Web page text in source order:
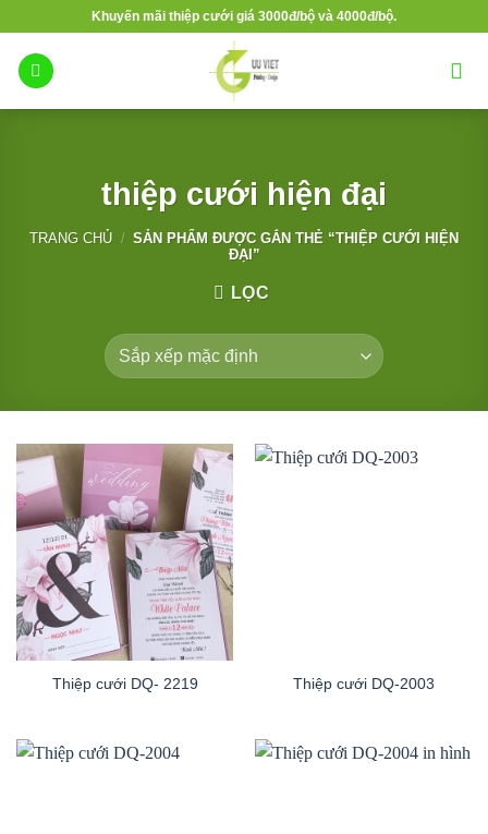
nội
dung
Khuyến mãi thiệp cưới giá 3000đ/bộ và 4000đ/bộ.
thiệp cưới hiện đại
TRANG CHỦ / SẢN PHẨM ĐƯỢC GẮN THẺ “THIỆP CƯỚI HIỆN
ĐẠI”
LỌC
Thiệp cưới DQ- 2219 Thiệp cưới DQ-2003